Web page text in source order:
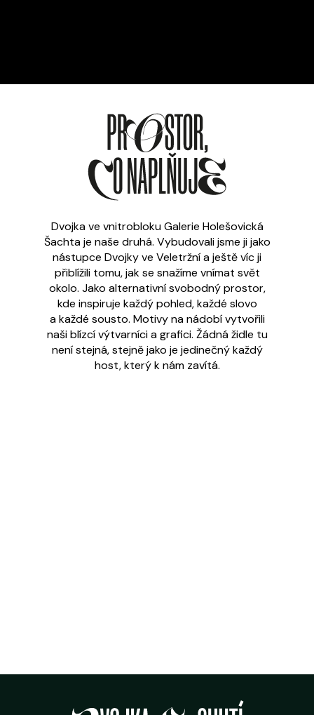
Dvojka ve vnitrobloku Galerie Holešovická
Šachta je naše druhá. Vybudovali jsme ji jako
nástupce Dvojky ve Veletržní a ještě víc ji
přiblížili tomu, jak se snažíme vnímat svět
okolo. Jako alternativní svobodný prostor,
kde inspiruje každý pohled, každé slovo
a každé sousto. Motivy na nádobí vytvořili
naši blízcí výtvarníci a grafici. Žádná židle tu
není stejná, stejně jako je jedinečný každý
host, který k nám zavítá.